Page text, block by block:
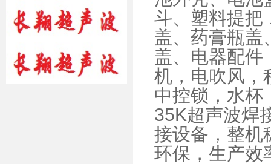
斗、塑料提把
盖、药膏瓶盖
盖、电器配件
机，电吹风，
中控锁，水杯
35K超声波焊
接设备，整机
环保，生产效